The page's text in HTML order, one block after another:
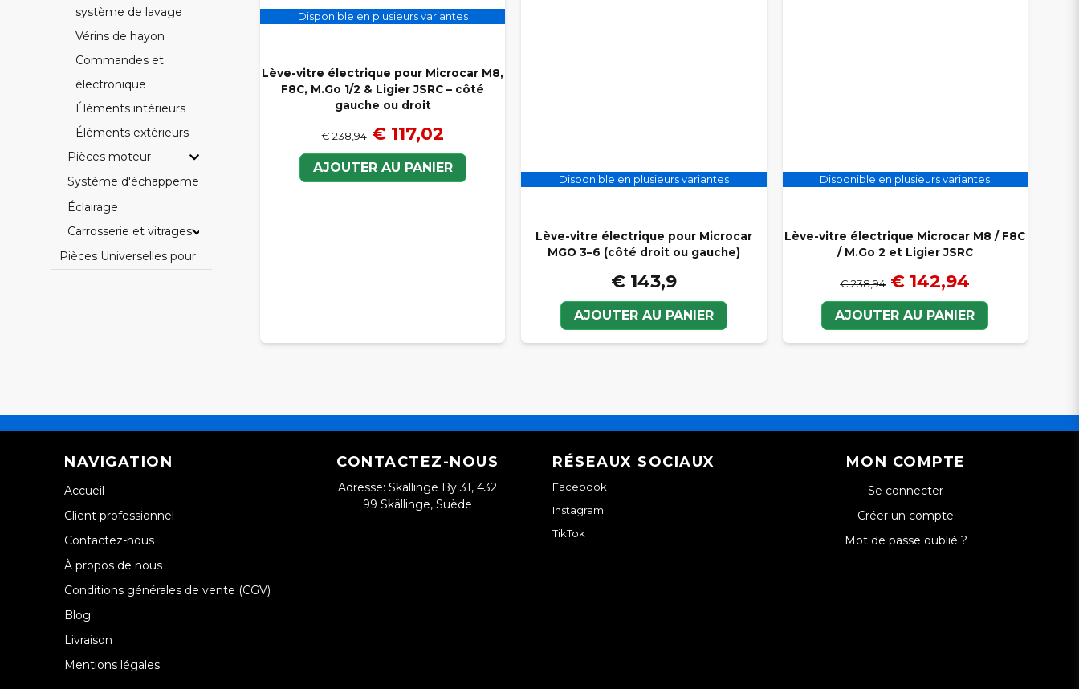
système de lavage
Vérins de hayon
Commandes et
électronique
Éléments intérieurs
Éléments extérieurs
Pièces moteur
Système d'échappement
Éclairage
Carrosserie et vitrages
Pièces Universelles pour Voitures Sans Permis
Disponible en plusieurs variantes
Lève-vitre électrique pour Microcar M8,
F8C, M.Go 1/2 & Ligier JSRC – côté
gauche ou droit
€ 238,94 € 117,02
AJOUTER AU PANIER
Disponible en plusieurs variantes
Lève-vitre électrique pour Microcar
MGO 3–6 (côté droit ou gauche)
€ 143,9
AJOUTER AU PANIER
Disponible en plusieurs variantes
Lève-vitre électrique Microcar M8 / F8C
/ M.Go 2 et Ligier JSRC
€ 238,94 € 142,94
AJOUTER AU PANIER
NAVIGATION
Accueil
Client professionnel
Contactez-nous
À propos de nous
Conditions générales de vente (CGV)
Blog
Livraison
Mentions légales
CONTACTEZ-NOUS
Adresse: Skällinge By 31, 432
99 Skällinge, Suède
RÉSEAUX SOCIAUX
Facebook
Instagram
TikTok
MON COMPTE
Se connecter
Créer un compte
Mot de passe oublié ?